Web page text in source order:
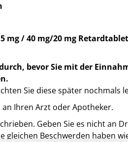
mg / 40 mg/20 mg
bevor Sie mit der
Sie diese später nochmals
an Ihren Arzt oder Apotheker.
Geben Sie es nicht an
gleichen Beschwerden haben